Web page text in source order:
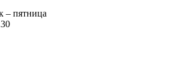
– пятница